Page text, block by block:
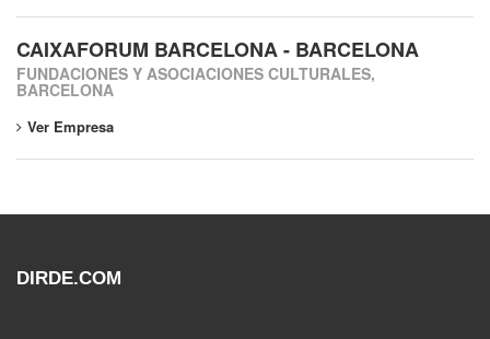
CAIXAFORUM BARCELONA - BARCELONA
FUNDACIONES Y ASOCIACIONES CULTURALES,
BARCELONA
Ver Empresa
DIRDE.COM